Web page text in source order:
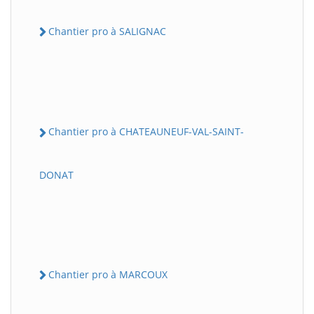
Chantier pro à SALIGNAC
Chantier pro à CHATEAUNEUF-VAL-SAINT-
DONAT
Chantier pro à MARCOUX